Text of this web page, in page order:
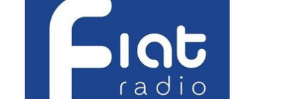
Zaprzyjaźnione strony
POMOC PSYCHOTERAPEUTY
Standardy ochrony małoletnich